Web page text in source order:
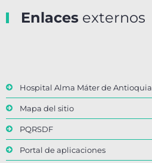
Enlaces externos
Hospital Alma Máter de Antioquia
Mapa del sitio
PQRSDF
Portal de aplicaciones